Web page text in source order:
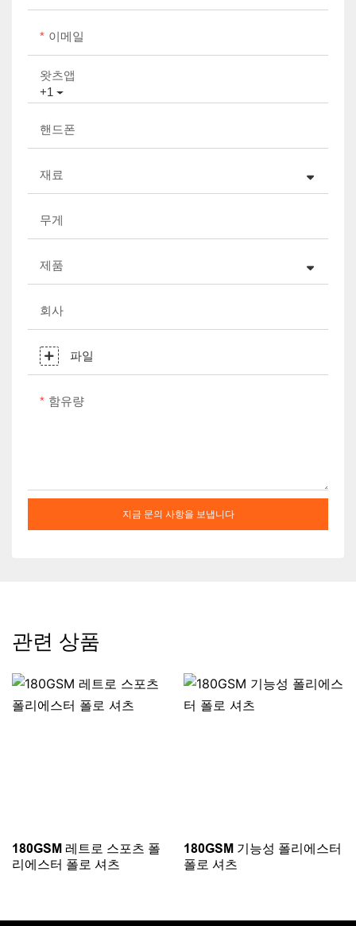
이메일
+1
왓츠앱
핸드폰
재료
무게
제품
회사
파일
함유량
지금 문의 사항을 보냅니다
관련 상품
180GSM 레트로 스포츠 폴
리에스터 폴로 셔츠
180GSM 기능성 폴리에스터
폴로 셔츠